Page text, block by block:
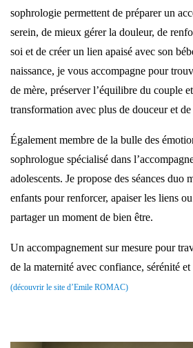
sophrologie permettent de préparer un
serein, de mieux gérer la douleur, de
soi et de créer un lien apaisé avec son
naissance, je vous accompagne pour
de mère, préserver l’équilibre du couple
transformation avec plus de douceur et
Également membre de la bulle des
sophrologue spécialisé dans
adolescents. Je propose des séances duo
enfants pour renforcer, apaiser les liens
partager un moment de bien être.
Un accompagnement sur mesure pour
de la maternité avec confiance, sérénité et
(découvrir le site d’Emile ROMAC)